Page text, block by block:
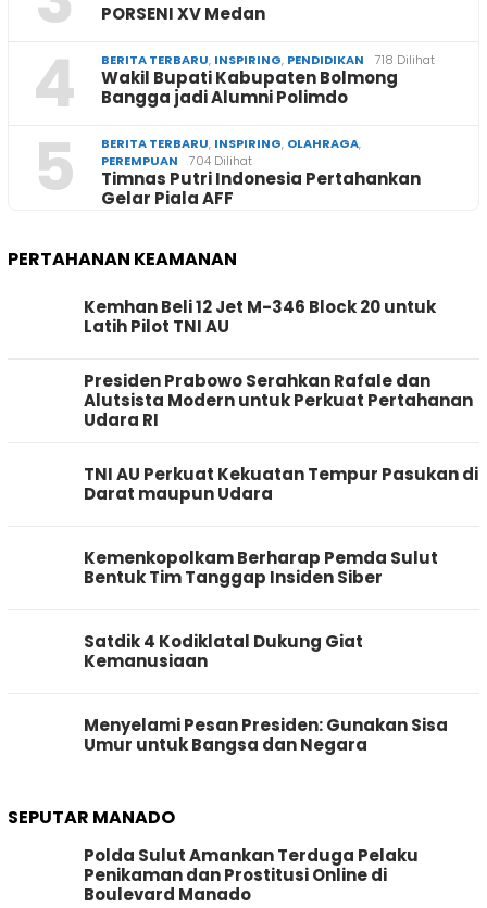
PORSENI XV Medan
4 BERITA TERBARU, INSPIRING, PENDIDIKAN 718 Dilihat
Wakil Bupati Kabupaten Bolmong
Bangga jadi Alumni Polimdo
5 BERITA TERBARU, INSPIRING, OLAHRAGA,
PEREMPUAN
704 Dilihat
Timnas Putri Indonesia Pertahankan
Gelar Piala AFF
PERTAHANAN KEAMANAN
Kemhan Beli 12 Jet M-346 Block 20 untuk
Latih Pilot TNI AU
Presiden Prabowo Serahkan Rafale dan
Alutsista Modern untuk Perkuat Pertahanan
Udara RI
TNI AU Perkuat Kekuatan Tempur Pasukan di
Darat maupun Udara
Kemenkopolkam Berharap Pemda Sulut
Bentuk Tim Tanggap Insiden Siber
Satdik 4 Kodiklatal Dukung Giat
Kemanusiaan
Menyelami Pesan Presiden: Gunakan Sisa
Umur untuk Bangsa dan Negara
SEPUTAR MANADO
Polda Sulut Amankan Terduga Pelaku
Penikaman dan Prostitusi Online di
Boulevard Manado